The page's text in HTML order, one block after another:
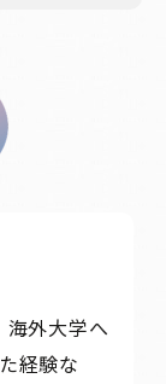
海外大学へ
経験な